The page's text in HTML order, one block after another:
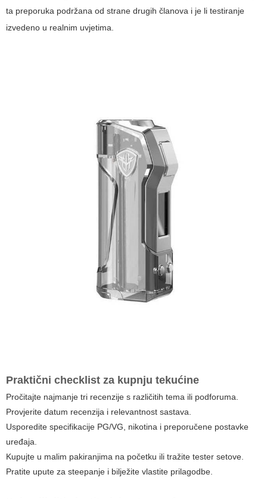
ta preporuka podržana od strane drugih članova i je li testiranje
izvedeno u realnim uvjetima.
Praktični checklist za kupnju tekućine
Pročitajte najmanje tri recenzije s različitih tema ili podforuma.
Provjerite datum recenzija i relevantnost sastava.
Usporedite specifikacije PG/VG, nikotina i preporučene postavke
uređaja.
Kupujte u malim pakiranjima na početku ili tražite tester setove.
Pratite upute za steepanje i bilježite vlastite prilagodbe.